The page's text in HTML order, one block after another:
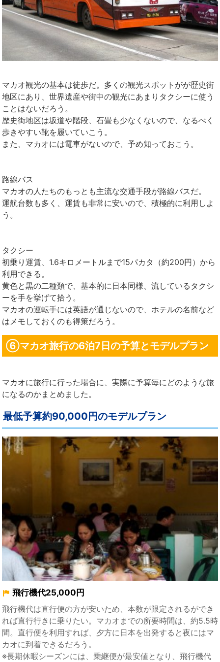
マカオ観光の基本は徒歩だ。多くの観光スポットがが歴史街
地区にあり、世界遺産や街中の観光にあまりタクシーに使う
ことはないだろう。
歴史街地区は坂道や階段、石畳も少なくないので、なるべく
歩きやすい靴を履いていこう。
また、マカオには電車がないので、予め知っておこう。
路線バス
マカオの人たちのもっとも主流な交通手段が路線バスだ。
運航台数も多く、運賃も非常に安いので、積極的に利用しよ
う。
タクシー
初乗り運賃、1.6キロメートルまで15パカタ（約200円）から
利用できる。
黄色と黒の二種類で、基本的に日本同様、流しているタクシ
ーを手を挙げて拾う。
マカオの運転手には英語が通じないので、ホテルの名前など
はメモしておくのも得策だろう。
⑥マカオ旅行の6泊7日の予算とモデルプラン
マカオに旅行に行った場合に、実際に予算毎にどのような旅
になるのかまとめました。
最低予算約90,000円のモデルプラン
飛行機代25,000円
飛行機代は直行便の方が安いため、本数が限定されるができ
れば直行行きに乗りたい。マカオまでの所要時間は、約5.5時
間。直行便を利用すれば、夕方に日本を出発すると夜にはマ
カオに到着できるだろう。
※長期休暇シーズンには、乗継便が最安値となり、飛行機代